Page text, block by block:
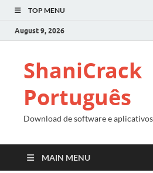
TOP MENU
August 9, 2026
ShaniCrack
Português
Download de software e
MAIN MENU